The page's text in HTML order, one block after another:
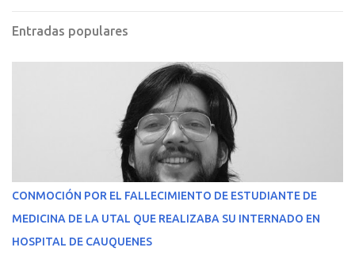
Entradas populares
CONMOCIÓN POR EL FALLECIMIENTO DE ESTUDIANTE DE
MEDICINA DE LA UTAL QUE REALIZABA SU INTERNADO EN
HOSPITAL DE CAUQUENES